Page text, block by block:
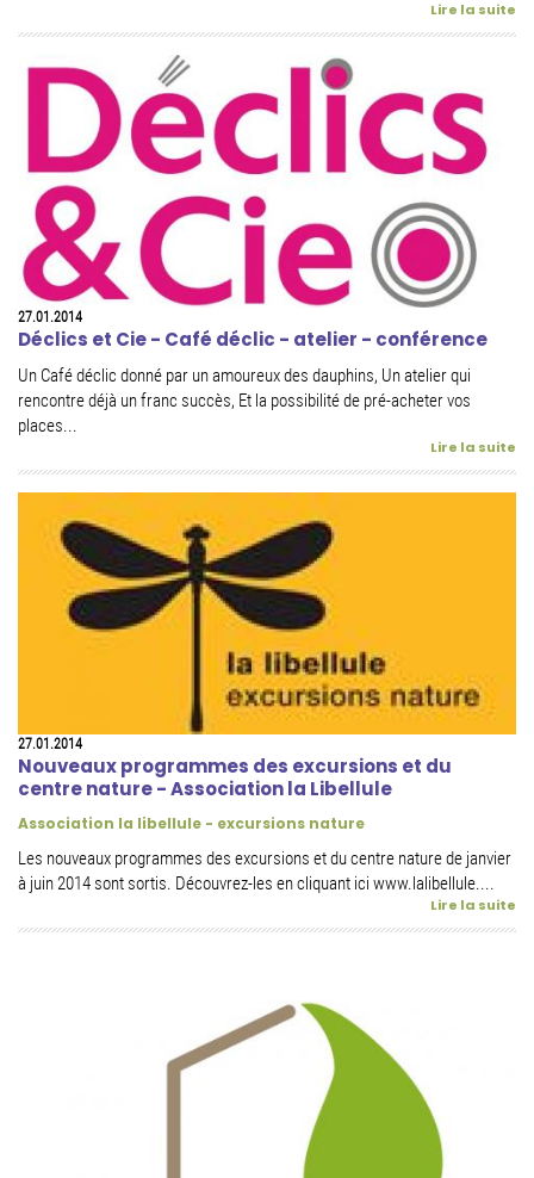
Lire la suite
27.01.2014
Déclics et Cie - Café déclic - atelier - conférence
Un Café déclic donné par un amoureux des dauphins, Un atelier qui
rencontre déjà un franc succès, Et la possibilité de pré-acheter vos
places...
Lire la suite
27.01.2014
Nouveaux programmes des excursions et du
centre nature - Association la Libellule
Association la libellule - excursions nature
Les nouveaux programmes des excursions et du centre nature de janvier
à juin 2014 sont sortis. Découvrez-les en cliquant ici www.lalibellule....
Lire la suite